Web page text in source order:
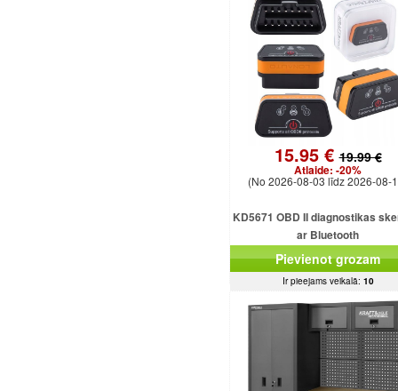
15.95 €19.99 €
Atlaide: -20%
(No 2026-08-03 līdz 2026-08-
KD5671 OBD II diagnostikas
ar Bluetooth
Pievienot grozam
Ir pieejams veikalā: 10